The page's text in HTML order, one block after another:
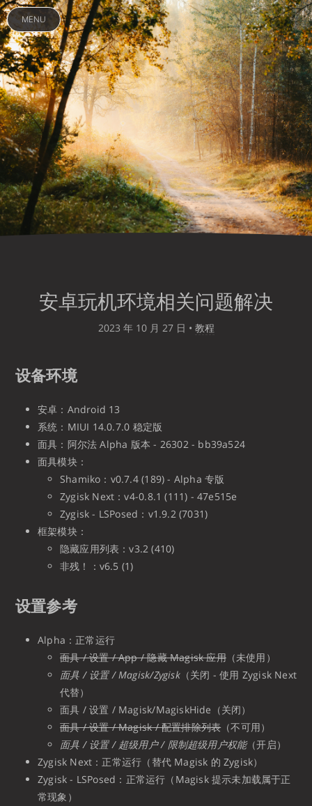
MENU
安卓玩机环境相关问题解决
2023 年 10 月 27 日 • 教程
设备环境
安卓：Android 13
系统：MIUI 14.0.7.0 稳定版
面具：阿尔法 Alpha 版本 - 26302 - bb39a524
面具模块：
Shamiko：v0.7.4 (189) - Alpha 专版
Zygisk Next：v4-0.8.1 (111) - 47e515e
Zygisk - LSPosed：v1.9.2 (7031)
框架模块：
隐藏应用列表：v3.2 (410)
非残！：v6.5 (1)
设置参考
Alpha：正常运行
面具 / 设置 / App / 隐藏 Magisk 应用（未使用）
面具 / 设置 / Magisk/Zygisk（关闭 - 使用 Zygisk Next
代替）
面具 / 设置 / Magisk/MagiskHide（关闭）
面具 / 设置 / Magisk / 配置排除列表（不可用）
面具 / 设置 / 超级用户 / 限制超级用户权能（开启）
Zygisk Next：正常运行（替代 Magisk 的 Zygisk）
Zygisk - LSPosed：正常运行（Magisk 提示未加载属于正
常现象）